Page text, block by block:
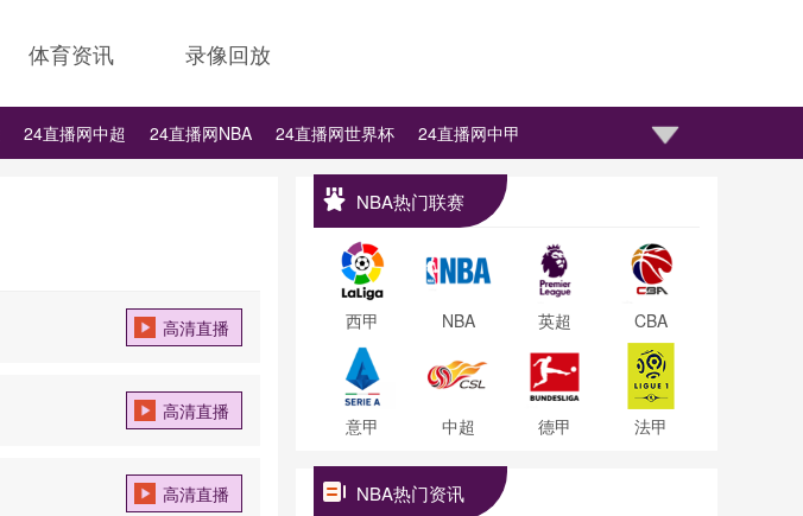
体育资讯 录像回放
24直播网中超 24直播网NBA 24直播网世界杯 24直播网中甲
高清直播
高清直播
高清直播
NBA热门联赛
西甲 NBA 英超 CBA
意甲 中超 德甲 法甲
NBA热门资讯